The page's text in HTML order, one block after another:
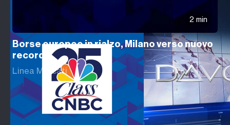
2 min
Borse europee in rialzo, Milano verso nuovo
record
Linea Mercati